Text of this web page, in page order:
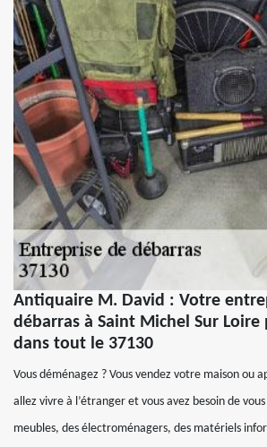
Antiquaire M. David : Votre
débarras à Saint Michel Sur
dans tout le 37130
Vous déménagez ? Vous vendez votre maison ou
allez vivre à l’étranger et vous avez besoin de
meubles, des électroménagers, des matériels